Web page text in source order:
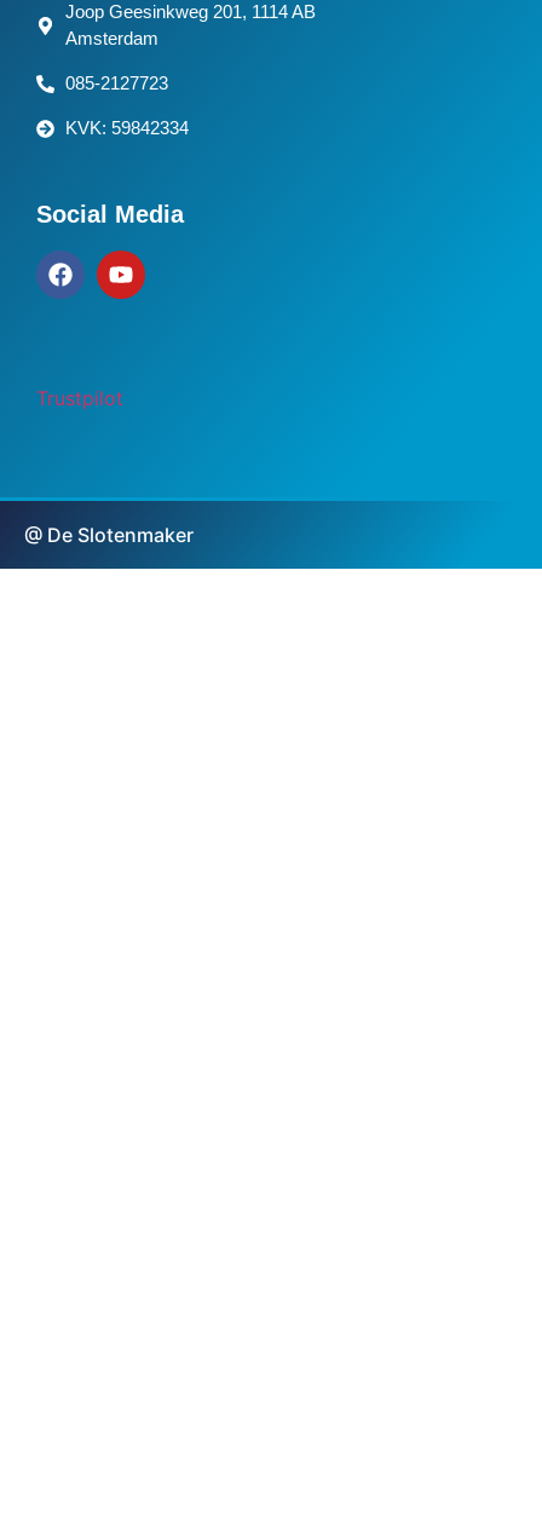
Joop Geesinkweg 201, 1114 AB
Amsterdam
085-2127723
KVK: 59842334
Social Media
Trustpilot
@ De Slotenmaker